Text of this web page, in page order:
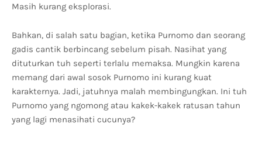
Masih kurang eksplorasi.
Bahkan, di salah satu bagian, ketika Purnomo dan seorang
gadis cantik berbincang sebelum pisah. Nasihat yang
dituturkan tuh seperti terlalu memaksa. Mungkin karena
memang dari awal sosok Purnomo ini kurang kuat
karakternya. Jadi, jatuhnya malah membingungkan. Ini tuh
Purnomo yang ngomong atau kakek-kakek ratusan tahun
yang lagi menasihati cucunya?